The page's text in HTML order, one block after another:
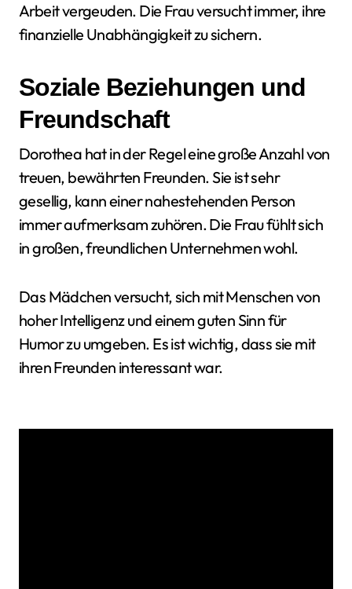
Arbeit vergeuden. Die Frau versucht immer, ihre
finanzielle Unabhängigkeit zu sichern.
Soziale Beziehungen und
Freundschaft
Dorothea hat in der Regel eine große Anzahl von
treuen, bewährten Freunden. Sie ist sehr
gesellig, kann einer nahestehenden Person
immer aufmerksam zuhören. Die Frau fühlt sich
in großen, freundlichen Unternehmen wohl.
Das Mädchen versucht, sich mit Menschen von
hoher Intelligenz und einem guten Sinn für
Humor zu umgeben. Es ist wichtig, dass sie mit
ihren Freunden interessant war.